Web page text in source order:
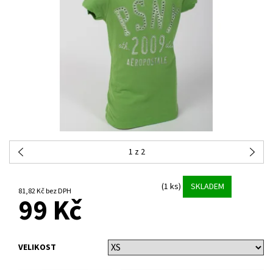
1 z 2
81,82 Kč bez DPH (1 ks) SKLADEM
99 Kč
VELIKOST